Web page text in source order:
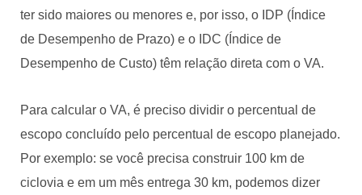
ter sido maiores ou menores e, por isso, o IDP (Índice
de Desempenho de Prazo) e o IDC (Índice de
Desempenho de Custo) têm relação direta com o VA.
Para calcular o VA, é preciso dividir o percentual de
escopo concluído pelo percentual de escopo planejado.
Por exemplo: se você precisa construir 100 km de
ciclovia e em um mês entrega 30 km, podemos dizer